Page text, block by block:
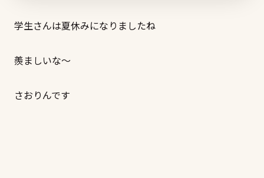
学生さんは夏休みになりましたね
羨ましいな～
さおりんです